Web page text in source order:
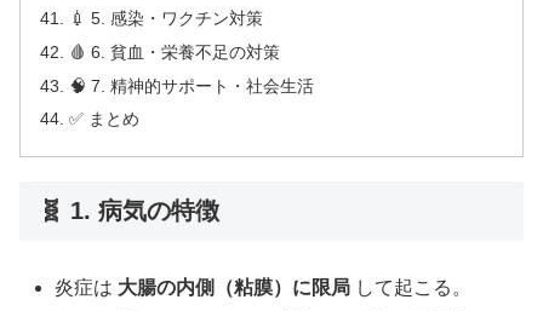
💉 5. 感染・ワクチン対策
🩸 6. 貧血・栄養不足の対策
🧠 7. 精神的サポート・社会生活
✅ まとめ
🧬 1. 病気の特徴
炎症は 大腸の内側（粘膜）に限局 して起こる。